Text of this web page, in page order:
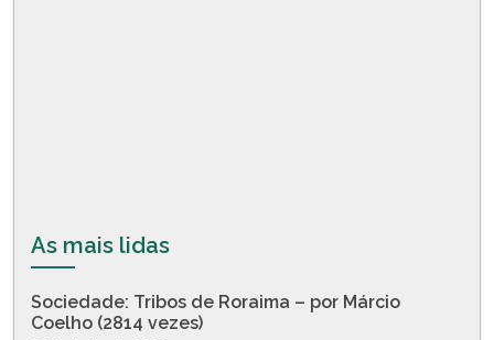
As mais lidas
Sociedade: Tribos de Roraima – por Márcio
Coelho (2814 vezes)